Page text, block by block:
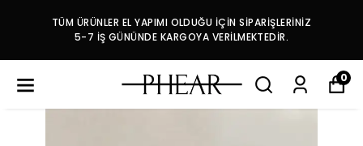
TÜM ÜRÜNLER EL YAPIMI OLDUĞU İÇİN SİPARİŞLERİNİZ
5-7 İŞ GÜNÜNDE KARGOYA VERİLMEKTEDİR.
0